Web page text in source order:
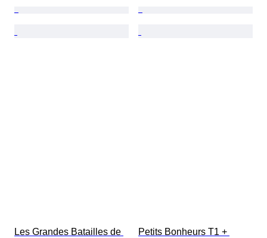
Les Grandes Batailles de
Petits Bonheurs T1 +